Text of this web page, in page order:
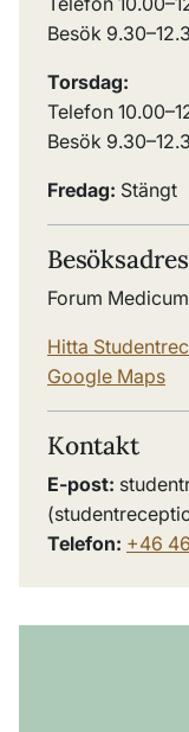
Besök 9.30–
Torsdag:
Telefon 10.00–
Besök 9.30–
Fredag: Stängt
Forum
Hitta
Google Maps
Kontakt
E-post:
(
Telefon: +46